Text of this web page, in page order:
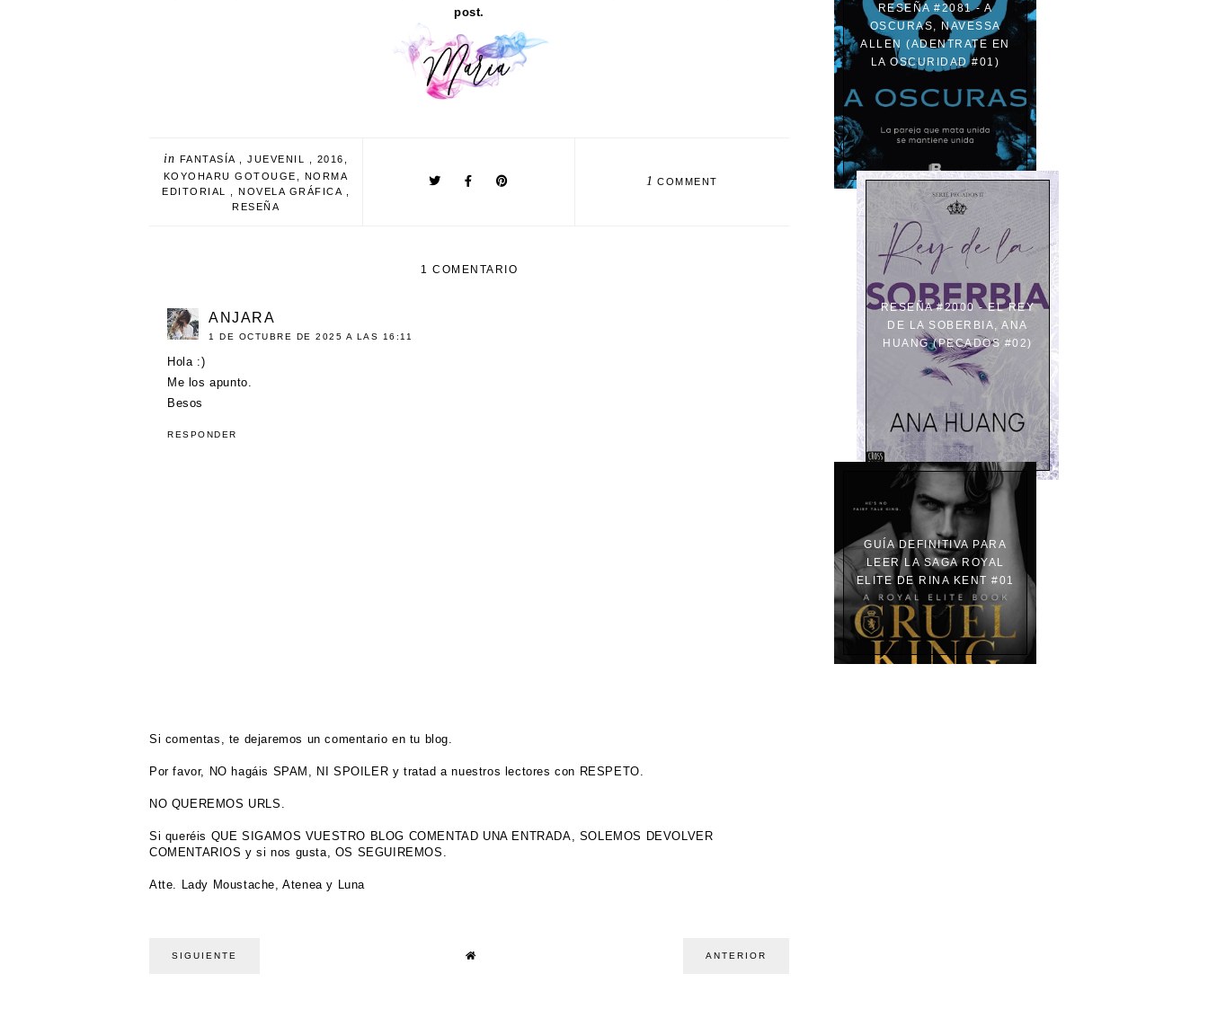
post.
in FANTASÍA JUEVENIL 2016
KOYOHARU GOTOUGE
NORMA
EDITORIAL
NOVELA GRÁFICA
RESEÑA
1 COMMENT
1 COMENTARIO
ANJARA
1 DE OCTUBRE DE 2025 A LAS 16:11
Hola :)
Me los apunto.
Besos
RESPONDER
Si comentas, te dejaremos un comentario en tu blog.
Por favor, NO hagáis SPAM, NI SPOILER y tratad a nuestros lectores con RESPETO.
NO QUEREMOS URLS.
Si queréis QUE SIGAMOS VUESTRO BLOG COMENTAD UNA ENTRADA, SOLEMOS DEVOLVER
COMENTARIOS y si nos gusta, OS SEGUIREMOS.
Atte. Lady Moustache, Atenea y Luna
SIGUIENTE ANTERIOR
RESEÑA #2081 - A
OSCURAS, NAVESSA
ALLEN (ADENTRATE EN
LA OSCURIDAD #01)
RESEÑA #2000 - EL REY
DE LA SOBERBIA, ANA
HUANG (PECADOS #02)
GUÍA DEFINITIVA PARA
LEER LA SAGA ROYAL
ELITE DE RINA KENT #01